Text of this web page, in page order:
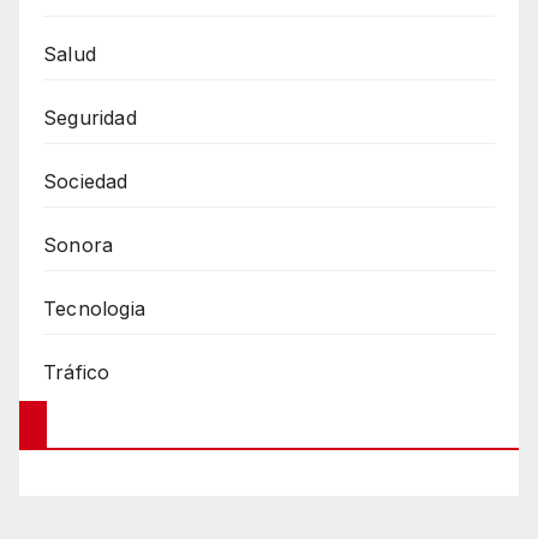
Salud
Seguridad
Sociedad
Sonora
Tecnologia
Tráfico